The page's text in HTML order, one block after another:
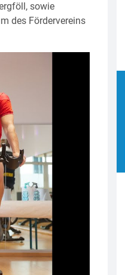
sowie
des Fördervereins